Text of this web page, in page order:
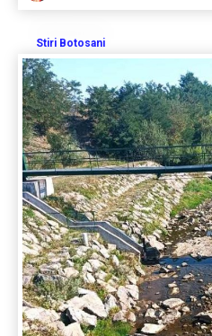
Stiri Botosani